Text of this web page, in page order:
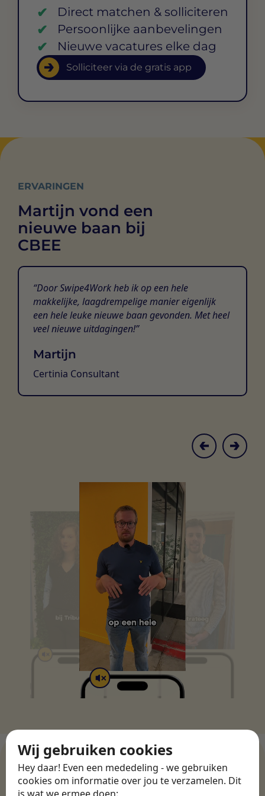
Wij gebruiken cookies
Hey daar! Even een mededeling - we gebruiken
cookies om informatie over jou te verzamelen. Dit
is wat we ermee doen:
Direct matchen & solliciteren
Persoonlijke aanbevelingen
Nieuwe vacatures elke dag
Solliciteer via de gratis app
ERVARINGEN
Martijn vond een
nieuwe baan bij
CBEE
Door Swipe4Work heb ik op een hele
makkelijke, laagdrempelige manier eigenlijk
een hele leuke nieuwe baan gevonden. Met heel
veel nieuwe uitdagingen!
Martijn
Certinia Consultant
WERKGEVERS